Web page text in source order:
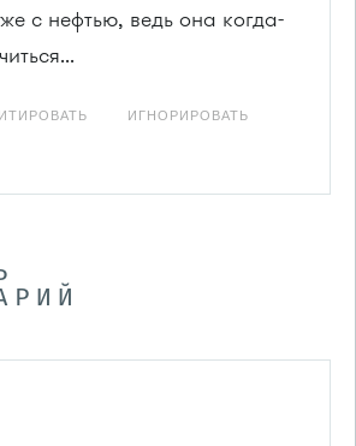
с нефтью, ведь она когда-
ИГНОРИРОВАТЬ